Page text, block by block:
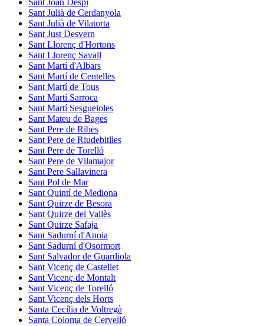
Sant Julià de Cerdanyola
Sant Julià de Vilatorta
Sant Just Desvern
Sant Llorenç d'Hortons
Sant Llorenç Savall
Sant Martí d'Albars
Sant Martí de Centelles
Sant Martí de Tous
Sant Martí Sarroca
Sant Martí Sesgueioles
Sant Mateu de Bages
Sant Pere de Ribes
Sant Pere de Riudebitlles
Sant Pere de Torelló
Sant Pere de Vilamajor
Sant Pere Sallavinera
Sant Pol de Mar
Sant Quintí de Mediona
Sant Quirze de Besora
Sant Quirze del Vallès
Sant Quirze Safaja
Sant Sadurní d'Anoia
Sant Sadurní d'Osormort
Sant Salvador de Guardiola
Sant Vicenç de Castellet
Sant Vicenç de Montalt
Sant Vicenç de Torelló
Sant Vicenç dels Horts
Santa Cecília de Voltregà
Santa Coloma de Cervelló